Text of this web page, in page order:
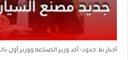
أخبار بلا حدود- أكد وزير الصناعة ووزير أول